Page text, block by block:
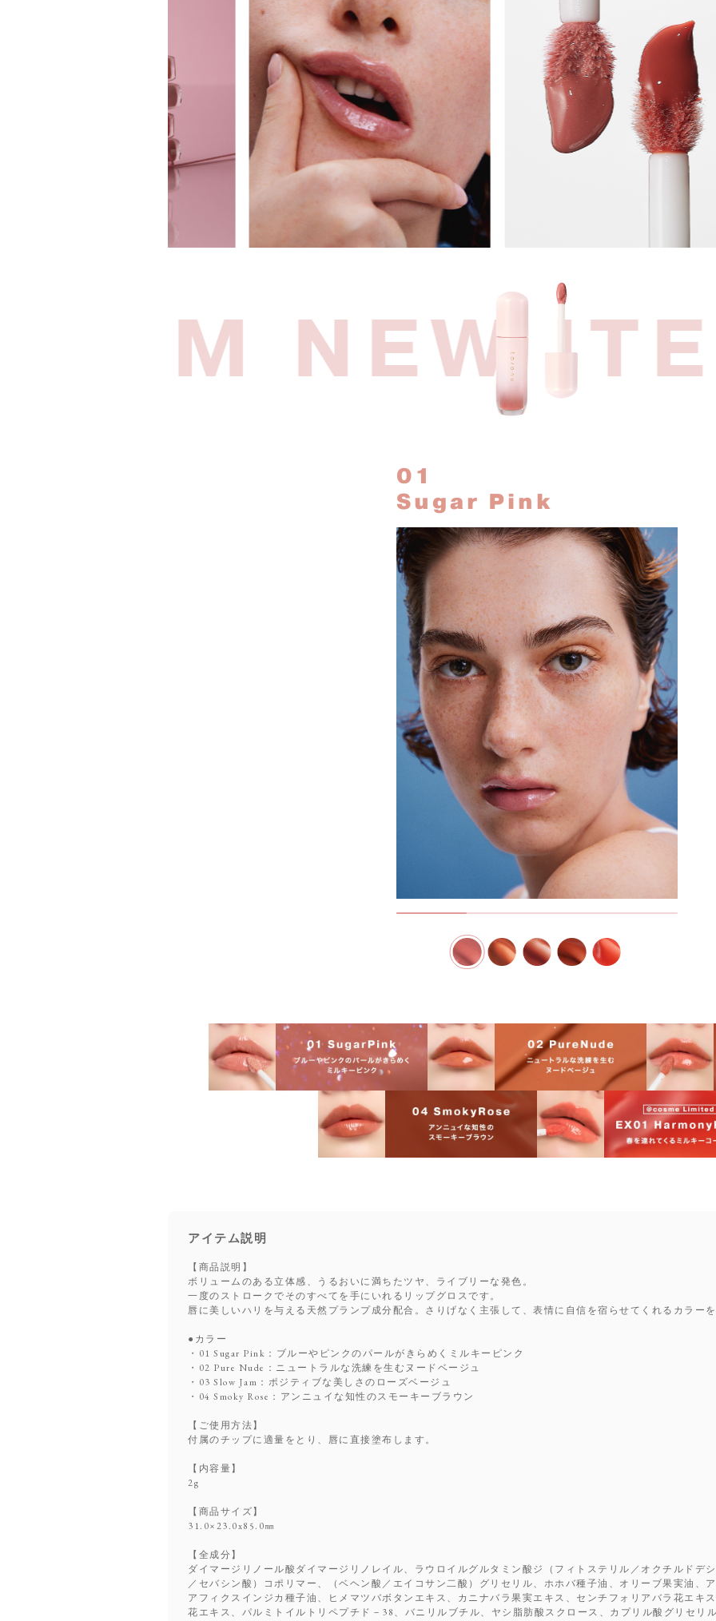
NEW
01
Sugar Pink
アイテム説明
【商品説明】
ボリュームのある立体感、うるおいに満ちたツヤ、ライブリーな発色。
一度のストロークでそのすべてを手にいれるリップグロスです。
唇に美しいハリを与える天然プランプ成分配合。さりげなく主張して、表情に自信を宿らせてくれるカラー
●カラー
・01 Sugar Pink：ブルーやピンクのパールがきらめくミルキーピンク
・02 Pure Nude：ニュートラルな洗練を生むヌードベージュ
・03 Slow Jam：ポジティブな美しさのローズベージュ
・04 Smoky Rose：アンニュイな知性のスモーキーブラウン
【ご使用方法】
付属のチップに適量をとり、唇に直接塗布します。
【内容量】
2g
【商品サイズ】
31.0×23.0x85.0㎜
【全成分】
ダイマージリノール酸ダイマージリノレイル、ラウロイルグルタミン酸ジ（フィトステリル／オクチルドデ
／セバシン酸）コポリマー、（ベヘン酸／エイコサン二酸）グリセリル、ホホバ種子油、オリーブ果実油、
アフィクスインジカ種子油、ヒメマツバボタンエキス、カニナバラ果実エキス、センチフォリアバラ花エキ
花エキス、パルミトイルトリペプチド－38、バニリルブチル、ヤシ脂肪酸スクロース、カプリル酸グリセリ